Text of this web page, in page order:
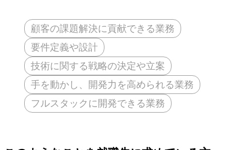
顧客の課題解決に貢献できる業務
要件定義や設計
技術に関する戦略の決定や立案
手を動かし、開発力を高められる業務
フルスタックに開発できる業務